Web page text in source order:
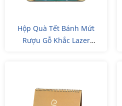
Hộp Quà Tết Bánh Mứt
Rượu Gỗ Khắc Lazer